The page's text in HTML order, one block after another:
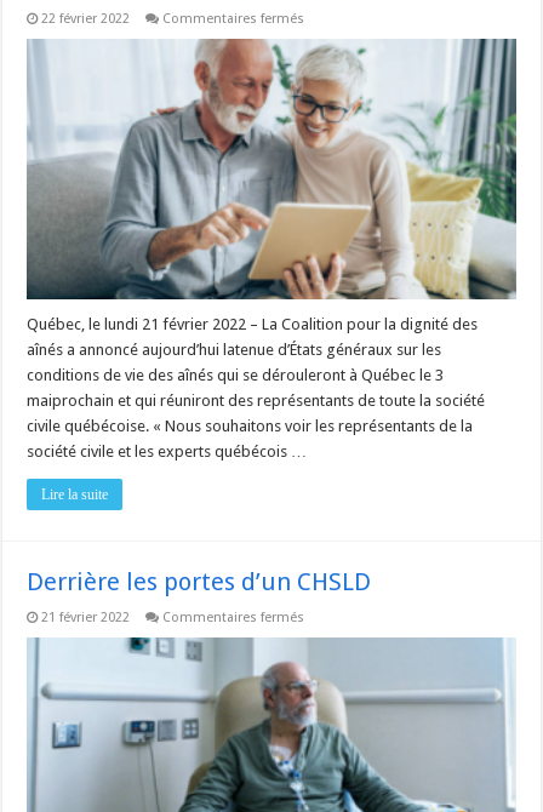
22 février 2022 Commentaires fermés
Coalition
pour
la
dignité
des
aînés
annonce
tenue
d’États
généraux
conditions
de
vies
des
aînés
Québec, le lundi 21 février 2022 – La Coalition pour la dignité des
aînés a annoncé aujourd’hui latenue d’États généraux sur les
conditions de vie des aînés qui se dérouleront à Québec le 3
maiprochain et qui réuniront des représentants de toute la société
civile québécoise. « Nous souhaitons voir les représentants de la
société civile et les experts québécois …
Lire la suite
Derrière les portes d’un CHSLD
21 février 2022 Commentaires fermés
CHSLD